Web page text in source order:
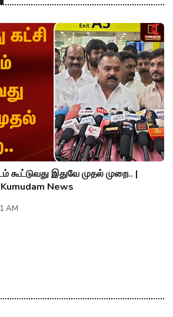
கூட்டுவது இதுவே முதல் முறை.. |
News
AM